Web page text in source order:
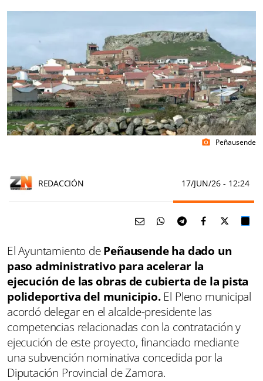
photo_camera Peñausende
REDACCIÓN 17/JUN/26 - 12:24
El Ayuntamiento dePeñausende ha dado un
paso administrativo para acelerar la
ejecución de las obras de cubierta de la pista
polideportiva del municipio.El Pleno municipal
acordó delegar en el alcalde-presidente las
competencias relacionadas con la contratación y
ejecución de este proyecto, financiado mediante
una subvención nominativa concedida por la
Diputación Provincial de Zamora.